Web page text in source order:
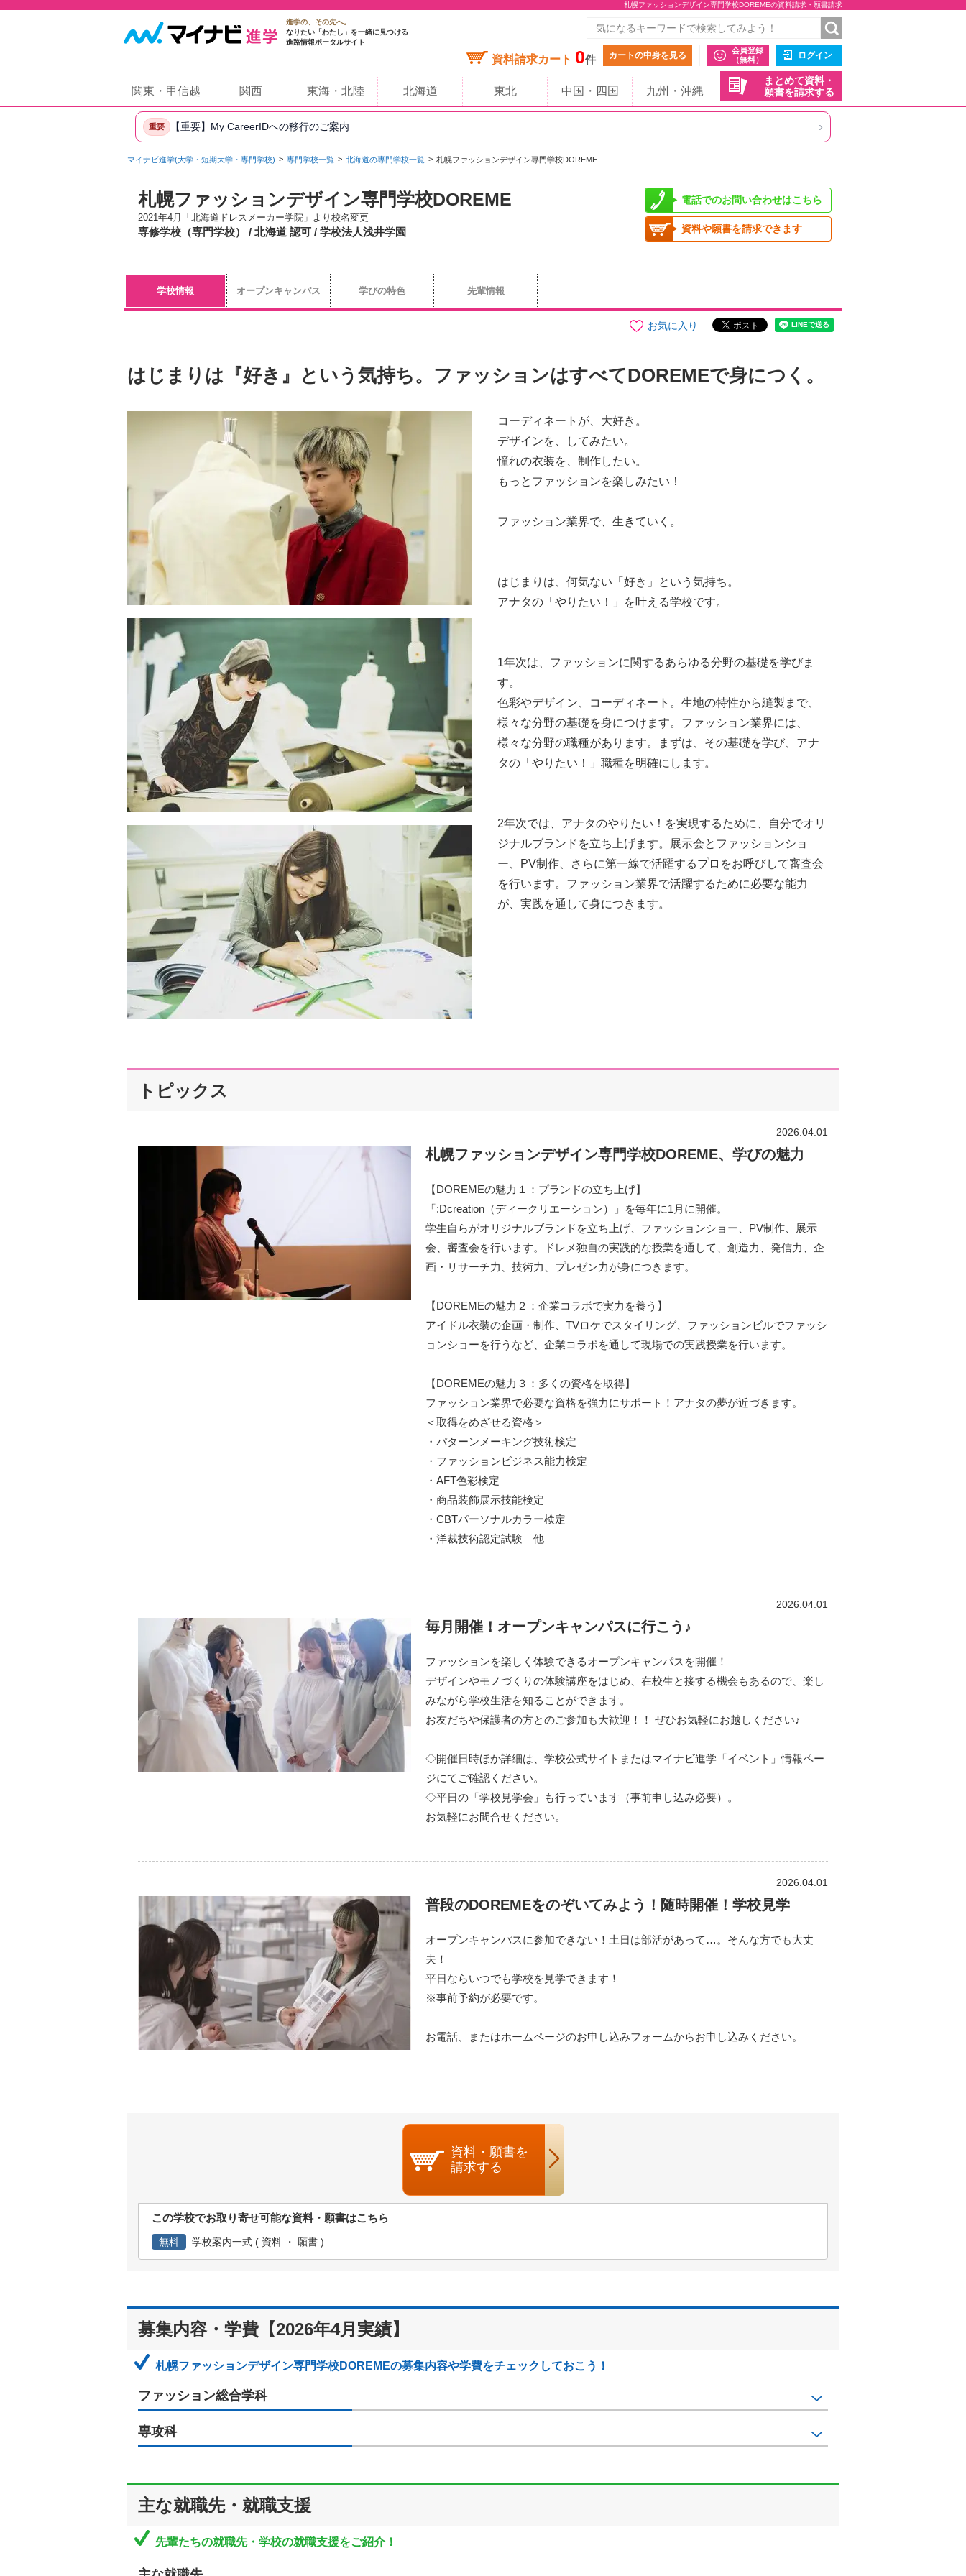
札幌ファッションデザイン専門学校DOREMEの資料請求・願書請求
進学の、その先へ。
なりたい「わたし」を一緒に見つける
進路情報ポータルサイト
資料請求カート 0件 カートの中身を見る
会員登録
（無料）
ログイン
まとめて資料・
願書を請求する
関東・甲信越 関西 東海・北陸 北海道 東北 中国・四国 九州・沖縄
重要 【重要】My CareerIDへの移行のご案内 ›
マイナビ進学(大学・短期大学・専門学校) 専門学校一覧 北海道の専門学校一覧 札幌ファッションデザイン専門学校DOREME
札幌ファッションデザイン専門学校DOREME
2021年4月「北海道ドレスメーカー学院」より校名変更
専修学校（専門学校） / 北海道 認可 / 学校法人浅井学園
電話でのお問い合わせはこちら
資料や願書を請求できます
学校情報 オープンキャンパス 学びの特色 先輩情報
お気に入り
はじまりは『好き』という気持ち。ファッションはすべてDOREMEで身につく。
コーディネートが、大好き。
デザインを、してみたい。
憧れの衣装を、制作したい。
もっとファッションを楽しみたい！
ファッション業界で、生きていく。
はじまりは、何気ない「好き」という気持ち。
アナタの「やりたい！」を叶える学校です。
1年次は、ファッションに関するあらゆる分野の基礎を学びま
す。
色彩やデザイン、コーディネート。生地の特性から縫製まで、
様々な分野の基礎を身につけます。ファッション業界には、
様々な分野の職種があります。まずは、その基礎を学び、アナ
タの「やりたい！」職種を明確にします。
2年次では、アナタのやりたい！を実現するために、自分でオリ
ジナルブランドを立ち上げます。展示会とファッションショ
ー、PV制作、さらに第一線で活躍するプロをお呼びして審査会
を行います。ファッション業界で活躍するために必要な能力
が、実践を通して身につきます。
トピックス
2026.04.01
札幌ファッションデザイン専門学校DOREME、学びの魅力
【DOREMEの魅力１：プランドの立ち上げ】
「:Dcreation（ディークリエーション）」を毎年に1月に開催。
学生自らがオリジナルブランドを立ち上げ、ファッションショー、PV制作、展示
会、審査会を行います。ドレメ独自の実践的な授業を通して、創造力、発信力、企
画・リサーチ力、技術力、プレゼン力が身につきます。
【DOREMEの魅力２：企業コラボで実力を養う】
アイドル衣装の企画・制作、TVロケでスタイリング、ファッションビルでファッシ
ョンショーを行うなど、企業コラボを通して現場での実践授業を行います。
【DOREMEの魅力３：多くの資格を取得】
ファッション業界で必要な資格を強力にサポート！アナタの夢が近づきます。
＜取得をめざせる資格＞
・パターンメーキング技術検定
・ファッションビジネス能力検定
・AFT色彩検定
・商品装飾展示技能検定
・CBTパーソナルカラー検定
・洋裁技術認定試験 他
2026.04.01
毎月開催！オープンキャンパスに行こう♪
ファッションを楽しく体験できるオープンキャンパスを開催！
デザインやモノづくりの体験講座をはじめ、在校生と接する機会もあるので、楽し
みながら学校生活を知ることができます。
お友だちや保護者の方とのご参加も大歓迎！！ ぜひお気軽にお越しください♪
◇開催日時ほか詳細は、学校公式サイトまたはマイナビ進学「イベント」情報ペー
ジにてご確認ください。
◇平日の「学校見学会」も行っています（事前申し込み必要）。
お気軽にお問合せください。
2026.04.01
普段のDOREMEをのぞいてみよう！随時開催！学校見学
オープンキャンパスに参加できない！土日は部活があって…。そんな方でも大丈
夫！
平日ならいつでも学校を見学できます！
※事前予約が必要です。
お電話、またはホームページのお申し込みフォームからお申し込みください。
資料・願書を
請求する
この学校でお取り寄せ可能な資料・願書はこちら
無料 学校案内一式 ( 資料 ・ 願書 )
募集内容・学費【2026年4月実績】
札幌ファッションデザイン専門学校DOREMEの募集内容や学費をチェックしておこう！
ファッション総合学科
専攻科
主な就職先・就職支援
先輩たちの就職先・学校の就職支援をご紹介！